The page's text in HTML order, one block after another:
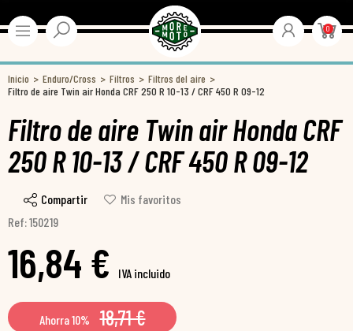
0
Inicio Enduro/Cross Filtros
Filtros del aire
Filtro de aire Twin air Honda CRF 250 R 10-13 / CRF 450 R 09-12
Filtro de aire Twin air Honda CRF
250 R 10-13 / CRF 450 R 09-12
Compartir
Mis favoritos
Ref: 150219
16,84 € IVA incluido
Ahorra 10% 18,71 €